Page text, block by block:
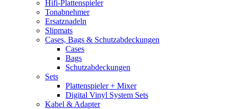
Hifi-Plattenspieler
Tonabnehmer
Ersatznadeln
Slipmats
Cases, Bags & Schutzabdeckungen
Cases
Bags
Schutzabdeckungen
Sets
Plattenspieler + Mixer
Digital Vinyl System Sets
Kabel & Adapter